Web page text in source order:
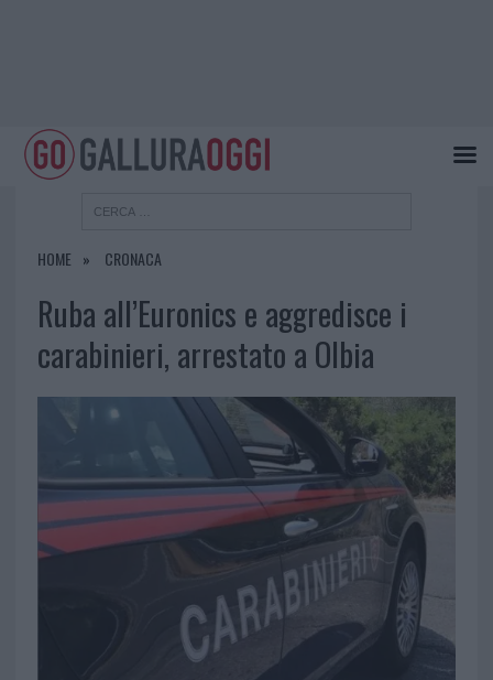
HOME CRONACA
Ruba all’Euronics e aggredisce i
carabinieri, arrestato a Olbia